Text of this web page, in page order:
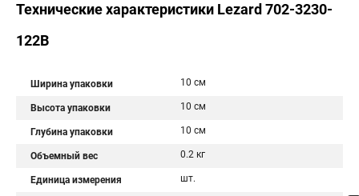
Технические характеристики Lezard 702-3230-
122B
Ширина упаковки 10 см
Высота упаковки 10 см
Глубина упаковки 10 см
Объемный вес 0.2 кг
Единица измерения шт.